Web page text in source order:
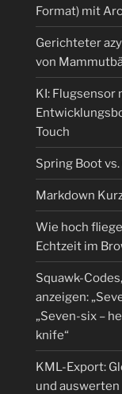
Format) mit
Gerichteter
von
KI: Flugsensor
Touch
Spring Boot
Markdown
Wie hoch
Echtzeit im
Squawk-
anzeigen:
„Seven-six –
knife“
KML-Export:
und auswerten